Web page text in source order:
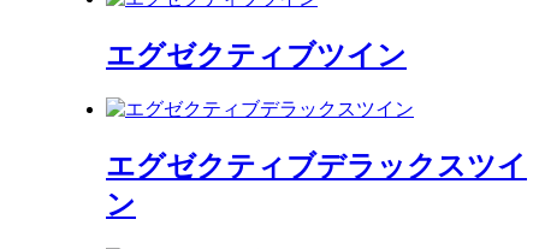
エグゼクティブツイン
エグゼクティブデラックスツイ
ン